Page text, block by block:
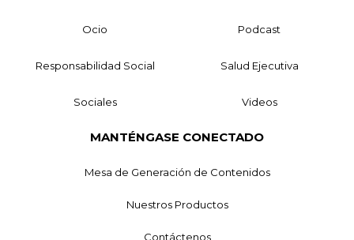
Ocio Podcast
Responsabilidad Social Salud Ejecutiva
Sociales Videos
MANTÉNGASE CONECTADO
Mesa de Generación de Contenidos
Nuestros Productos
Contáctenos